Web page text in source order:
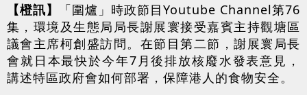
【橙訊】
「圍爐」時政節目Youtube Channel第76
集，環境及生態局局長謝展寰接受嘉賓主持觀塘區
議會主席柯創盛訪問。在節目第二節，謝展寰局長
會就日本最快於今年7月後排放核廢水發表意見，
講述特區政府會如何部署，保障港人的食物安全。